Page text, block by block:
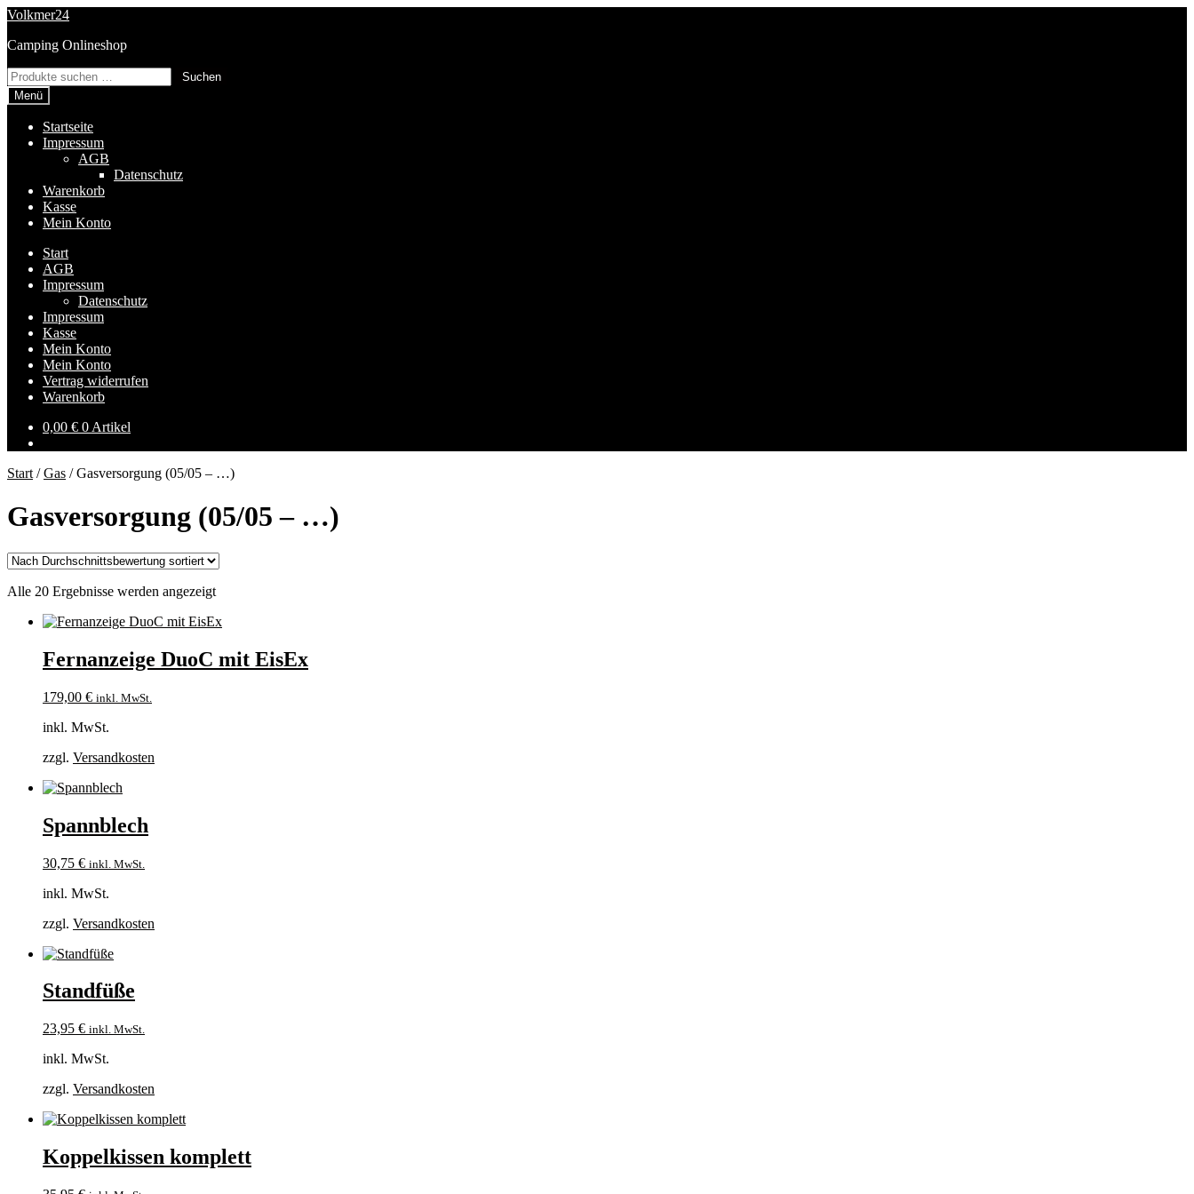
Zur
springen
Zum
springen
Volkmer24
Camping Onlineshop
Suchen
nach:
Suchen
Menü
Startseite
Impressum
AGB
Datenschutz
Warenkorb
Kasse
Mein Konto
Start
AGB
Impressum
Datenschutz
Impressum
Kasse
Mein Konto
Mein Konto
Vertrag widerrufen
Warenkorb
0,00 € 0 Artikel
Start /Gas /Gasversorgung (05/05 – …)
Gasversorgung (05/05 – …)
Alle 20 Ergebnisse werden angezeigtNach
sortiert
Fernanzeige DuoC mit EisEx
179,00 € inkl. MwSt.
inkl. MwSt.
zzgl. Versandkosten
Spannblech
30,75 € inkl. MwSt.
inkl. MwSt.
zzgl. Versandkosten
Standfüße
23,95 € inkl. MwSt.
inkl. MwSt.
zzgl. Versandkosten
Koppelkissen komplett